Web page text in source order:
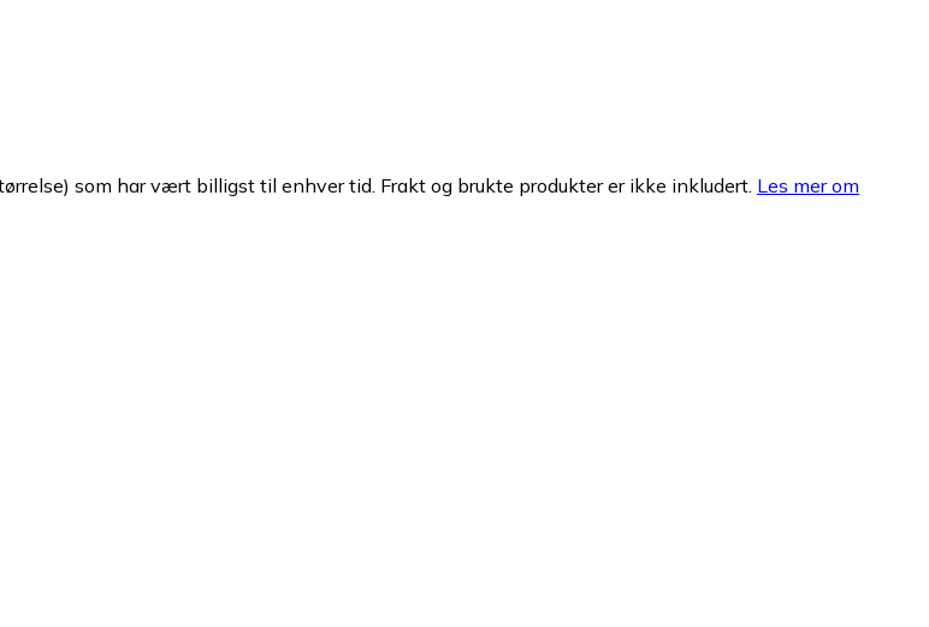
som har vært billigst til enhver tid. Frakt og brukte produkter er ikke inkludert. Les mer om